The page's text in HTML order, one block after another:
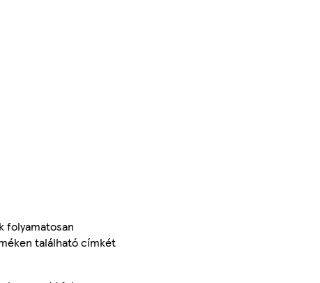
folyamatosan
található címkét